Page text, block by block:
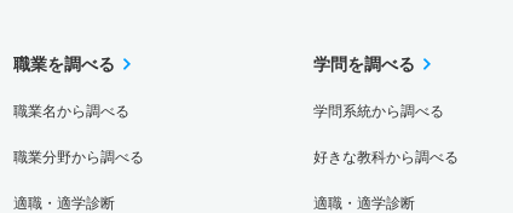
職業を調べる
職業名から調べる
職業分野から調べる
適職・適学診断
学問を調べる
学問系統から調べる
好きな教科から調べる
適職・適学診断